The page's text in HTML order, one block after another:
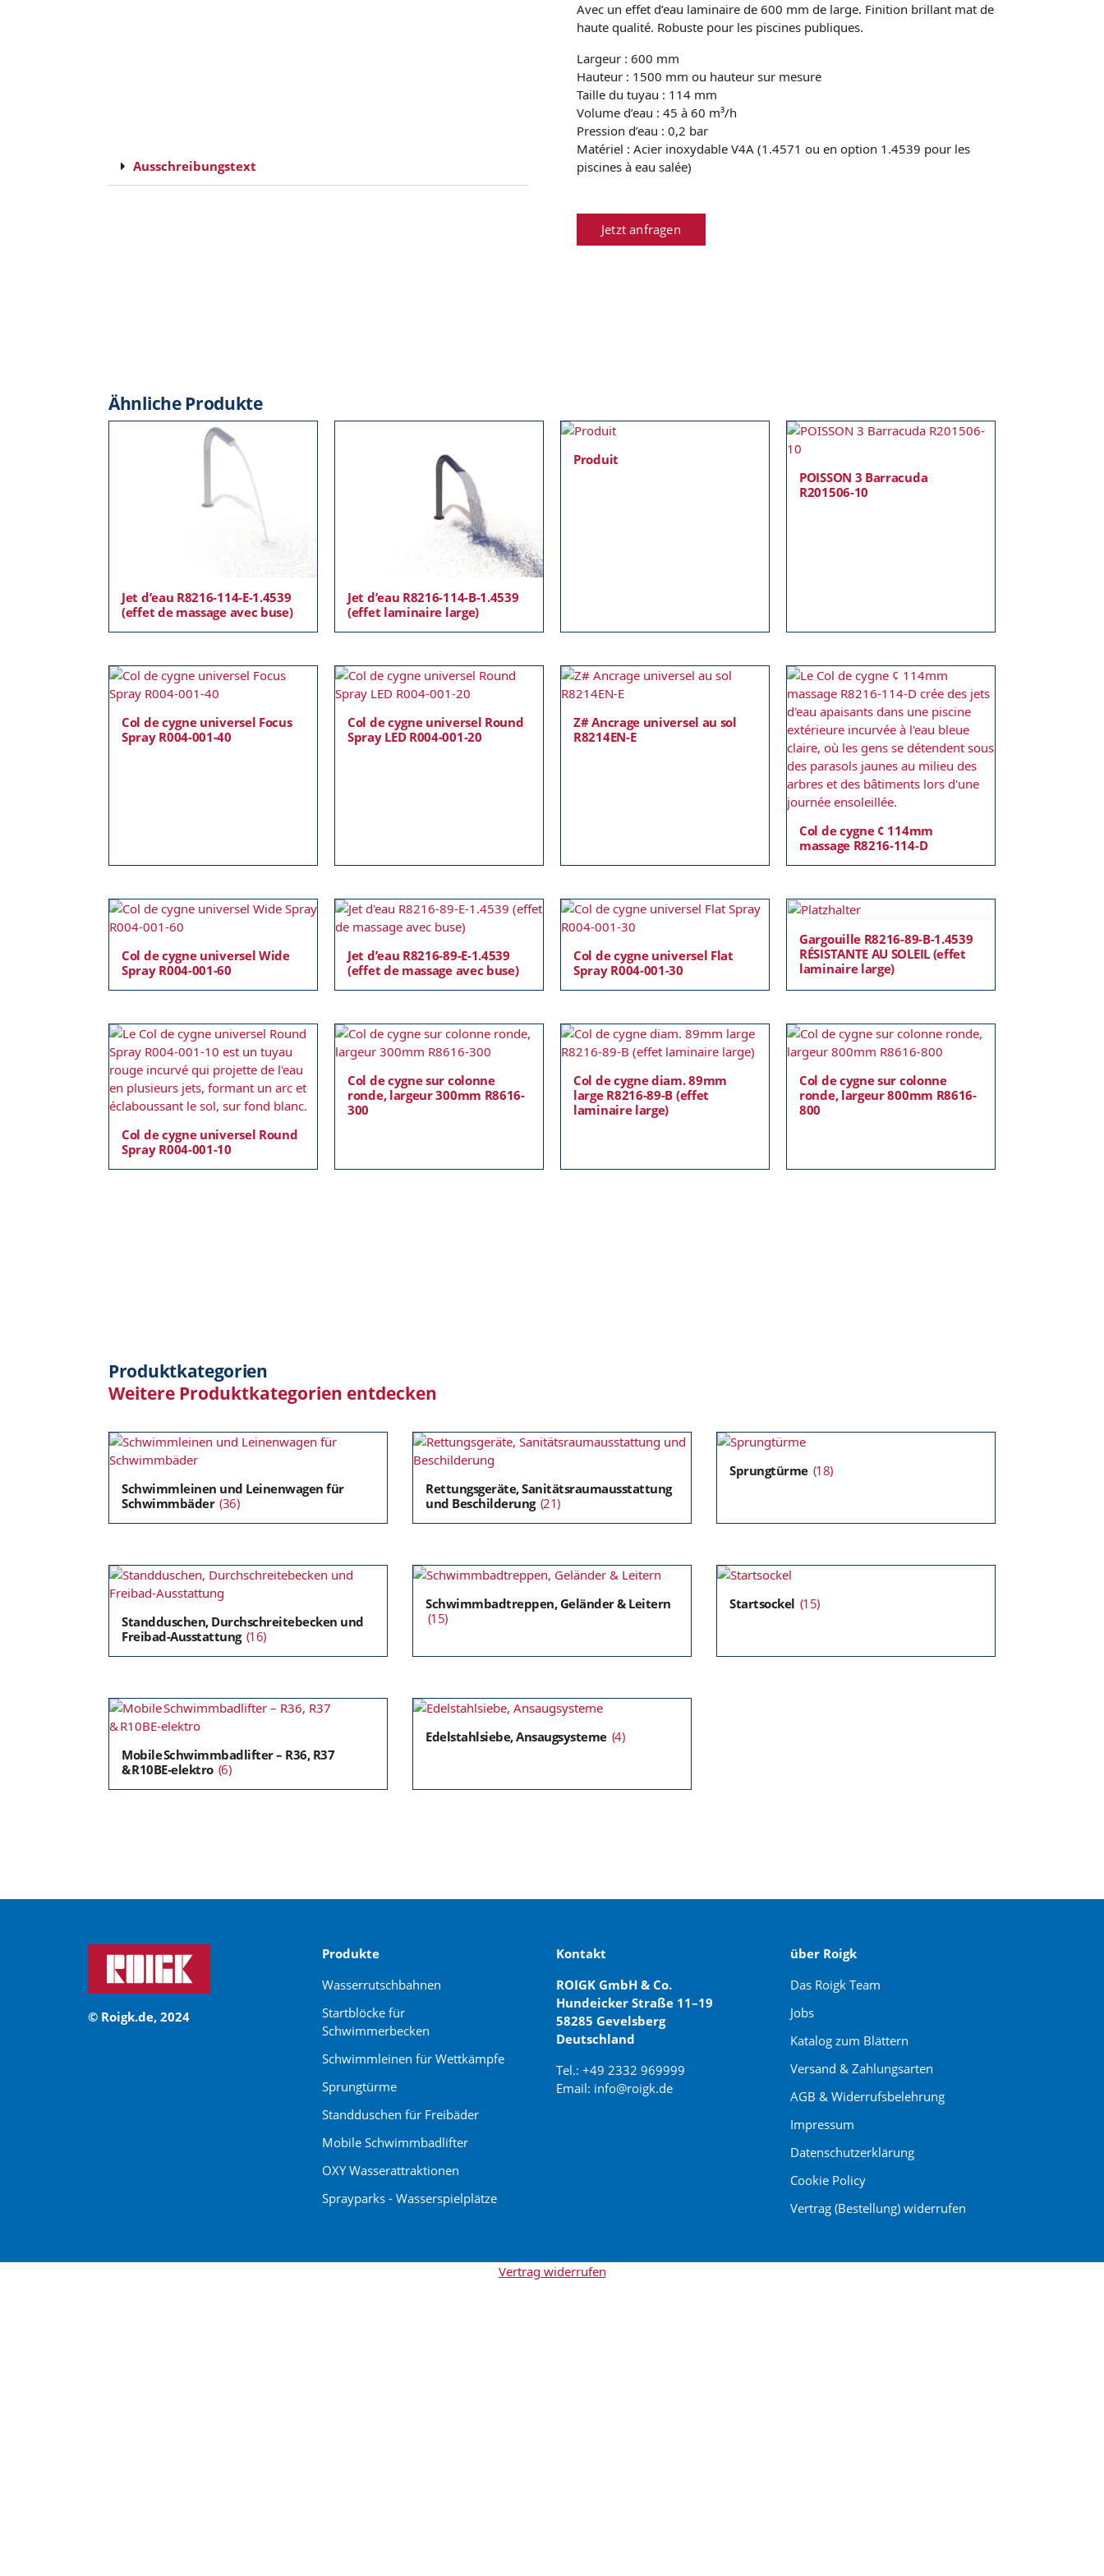
Ausschreibungstext
Avec un effet d’eau laminaire de 600 mm de large. Finition brillant mat de
haute qualité. Robuste pour les piscines publiques.
Largeur : 600 mm
Hauteur : 1500 mm ou hauteur sur mesure
Taille du tuyau : 114 mm
Volume d’eau : 45 à 60 m³/h
Pression d’eau : 0,2 bar
Matériel : Acier inoxydable V4A (1.4571 ou en option 1.4539 pour les
piscines à eau salée)
Jetzt anfragen
Ähnliche Produkte
Jet d’eau R8216-114-E-1.4539
(effet de massage avec buse)
Jet d’eau R8216-114-B-1.4539
(effet laminaire large)
Produit
POISSON 3 Barracuda
R201506-10
Col de cygne universel Focus
Spray R004-001-40
Col de cygne universel Round
Spray LED R004-001-20
Z# Ancrage universel au sol
R8214EN-E
Col de cygne ¢ 114mm
massage R8216-114-D
Col de cygne universel Wide
Spray R004-001-60
Jet d’eau R8216-89-E-1.4539
(effet de massage avec buse)
Col de cygne universel Flat
Spray R004-001-30
Gargouille R8216-89-B-1.4539
RÉSISTANTE AU SOLEIL (effet
laminaire large)
Col de cygne universel Round
Spray R004-001-10
Col de cygne sur colonne
ronde, largeur 300mm R8616-
300
Col de cygne diam. 89mm
large R8216-89-B (effet
laminaire large)
Col de cygne sur colonne
ronde, largeur 800mm R8616-
800
Produktkategorien
Weitere Produktkategorien entdecken
Schwimmleinen und Leinenwagen für
Schwimmbäder (36)
Rettungsgeräte, Sanitätsraumausstattung
und Beschilderung (21)
Sprungtürme (18)
Standduschen, Durchschreitebecken und
Freibad-Ausstattung (16)
Schwimmbadtreppen, Geländer & Leitern
(15)
Startsockel (15)
Mobile Schwimmbadlifter – R36, R37
& R10BE‑elektro (6)
Edelstahlsiebe, Ansaugsysteme (4)
© Roigk.de, 2024
Produkte
Wasserrutschbahnen
Startblöcke für
Schwimmerbecken
Schwimmleinen für Wettkämpfe
Sprungtürme
Standduschen für Freibäder
Mobile Schwimmbadlifter
OXY Wasserattraktionen
Sprayparks - Wasserspielplätze
Kontakt
ROIGK GmbH & Co.
Hundeicker Straße 11–19
58285 Gevelsberg
Deutschland
Tel.: +49 2332 969999
Email: info@roigk.de
über Roigk
Das Roigk Team
Jobs
Katalog zum Blättern
Versand & Zahlungsarten
AGB & Widerrufsbelehrung
Impressum
Datenschutzerklärung
Cookie Policy
Vertrag (Bestellung) widerrufen
Vertrag widerrufen